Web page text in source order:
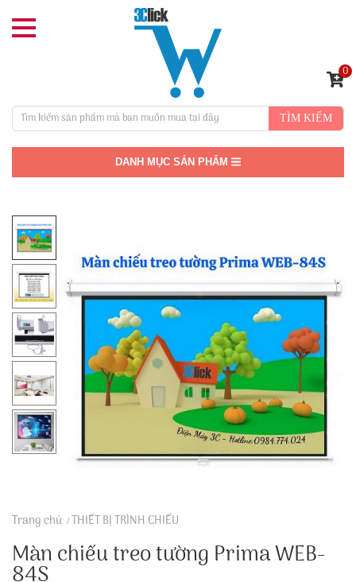
TÌM KIẾM
0
DANH MỤC SẢN PHẨM
Trang chủ THIẾT BỊ TRÌNH CHIẾU
Màn chiếu treo tường Prima WEB-